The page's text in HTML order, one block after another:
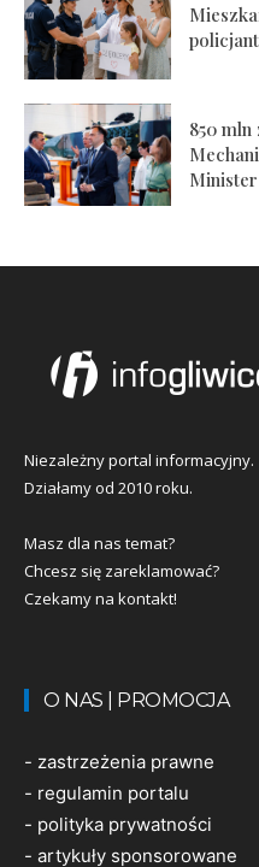
850 mln
Niezależny portal informacyjny.
Działamy od 2010 roku.
Masz dla nas temat?
Chcesz się zareklamować?
Czekamy na kontakt!
O NAS | PROMOCJA
- zastrzeżenia prawne
- regulamin portalu
- polityka prywatności
- artykuły sponsorowane